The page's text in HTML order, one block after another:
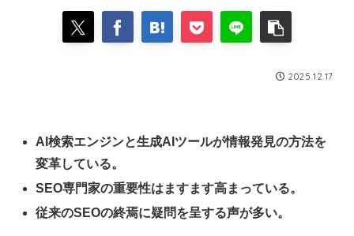
2025.12.17
AI検索エンジンと生成AIツールが情報発見の方法を
変革している。
SEO専門家の重要性はますます高まっている。
従来のSEOの終焉に疑問を呈する声が多い。